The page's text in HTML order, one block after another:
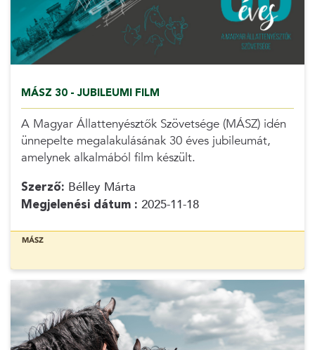
MÁSZ 30 - JUBILEUMI FILM
A Magyar Állattenyésztők Szövetsége (MÁSZ) idén
ünnepelte megalakulásának 30 éves jubileumát,
amelynek alkalmából film készült.
Szerző: Bélley Márta
Megjelenési dátum : 2025-11-18
MÁSZ